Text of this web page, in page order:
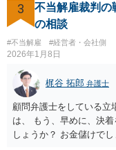
判断が比較的甘くなる
度人材の中途社員の場
となります。 今回のよう
無期雇用契約ではなく有
る、業務委託契約を検
（※業務委託契約を検討
用契約関係であると判
生にもご相談の上慎重に
書きのような経営者の
根本的には弁護士選び
思います。実際、事件
伝えしても考えを変えて
理人として説明説得を尽
ら、事件がうまくいかな
ということも多いと思い
の良いものではないので
的にはお分かりいただけ
相談者さんが、今の弁護
り経営者の考えが歪め
3
不当解雇裁判の
の相談
#不当解雇 #経営者・会社側
2026年1月8日
梶谷 拓郎 弁護士
顧問弁護士をしている
は、 もう、早めに、決
しょうか？ お金儲けで